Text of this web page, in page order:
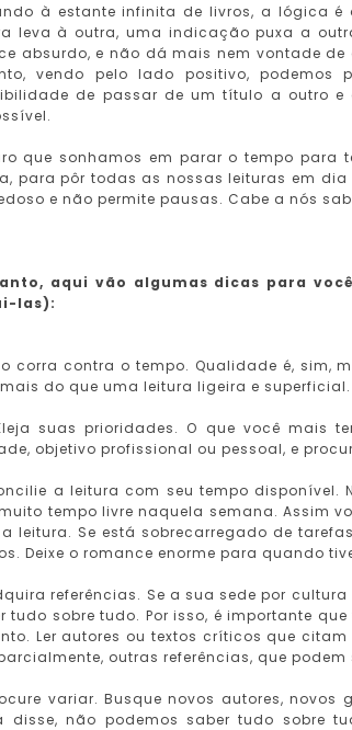
à estante infinita de livros, a lógica
leva à outra, uma indicação puxa a
absurdo, e não dá mais nem vontade
vendo pelo lado positivo,
de passar de um título a outro
que sonhamos em parar o tempo para
para pôr todas as nossas leituras em
e não permite pausas. Cabe a nós
aqui vão algumas dicas para
las):
corra contra o tempo. Qualidade é, sim,
do que uma leitura ligeira e
suas prioridades. O que você mais
objetivo profissional ou pessoal, e
a leitura com seu tempo disponível.
tempo livre naquela semana. Assim
leitura. Se está sobrecarregado de
Deixe o romance enorme para quando
referências. Se a sua sede por
tudo sobre tudo. Por isso, é importante
Ler autores ou textos críticos que
outras referências, que
variar. Busque novos autores, novos
disse, não podemos saber tudo sobre